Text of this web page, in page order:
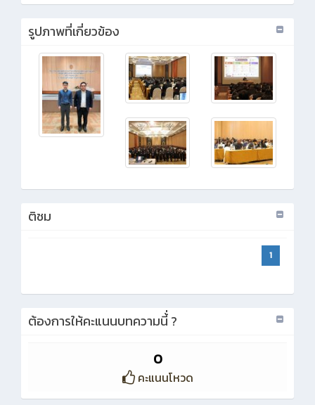
รูปภาพที่เกี่ยวข้อง
ติชม
1
ต้องการให้คะแนนบทความนี้่ ?
0
คะแนนโหวด